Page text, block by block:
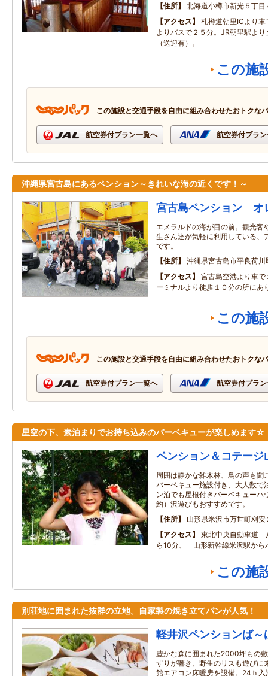
住所
北海道小樽市新光５丁目
アクセス
札樽道朝里ICより
よりバスで２５分。JR朝里駅よ
（送迎有）。
この施
この施設と交通手段を自由に組み合わせたおトクな
航空券付プラン一覧へ 航空券付プラ
沖縄県宮古島にあるペンション～きれいな海の近くです！～
宮古島ペンション オ
エメラルドの海が目の前。観光客
生さん達が気軽に利用している、
です。
住所
沖縄県宮古島市平良荷
アクセス
宮古島空港より車
ーミナルより徒歩１０分の所にあ
この施
この施設と交通手段を自由に組み合わせたおトクな
航空券付プラン一覧へ 航空券付プラ
星空の下、素泊まりでお持ち込みのバーベキューが楽しめます☆
ペンション＆コテージ
周囲は静かな雑木林、鳥の声も聞
バーベキュー施設付き、大人数で
ン泊でも屋根付きバーベキューハ
約）沢遊びもおすすめです。
住所
山形県米沢市万世町刈
アクセス
東北中央自動車道
ら10分、 山形新幹線米沢駅か
この施
別荘地に囲まれた抜群の立地。自家製の焼き立てパンが人気！
軽井沢ペンションば～
豊かな森に囲まれた2000坪もの
ずりが響き、野生のリスも遊びに
館エアコン床暖房を設備。24ｈ